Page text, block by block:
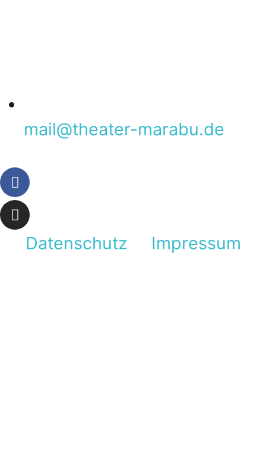
mail@theater­-marabu.de
Datenschutz Impressum